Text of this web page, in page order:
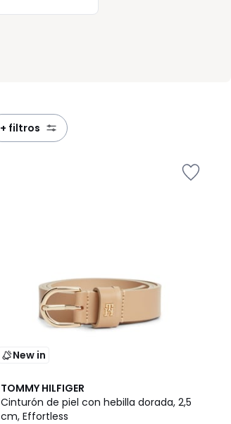
+ filtros
New in
TOMMY HILFIGER
Cinturón de piel con hebilla dorada, 2,5
cm, Effortless
2
Colores